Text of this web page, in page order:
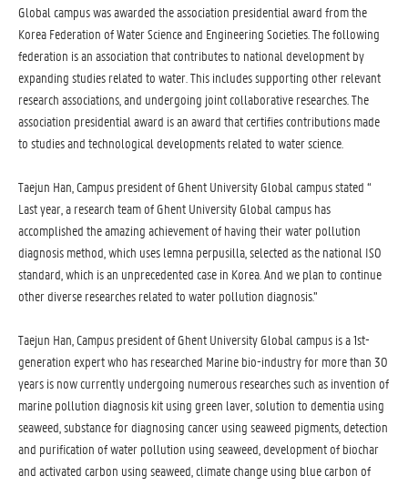
Global campus was awarded the association presidential award from the
Korea Federation of Water Science and Engineering Societies. The following
federation is an association that contributes to national development by
expanding studies related to water. This includes supporting other relevant
research associations, and undergoing joint collaborative researches. The
association presidential award is an award that certifies contributions made
to studies and technological developments related to water science.
Taejun Han, Campus president of Ghent University Global campus stated “
Last year, a research team of Ghent University Global campus has
accomplished the amazing achievement of having their water pollution
diagnosis method, which uses lemna perpusilla, selected as the national ISO
standard, which is an unprecedented case in Korea. And we plan to continue
other diverse researches related to water pollution diagnosis.”
Taejun Han, Campus president of Ghent University Global campus is a 1st-
generation expert who has researched Marine bio-industry for more than 30
years is now currently undergoing numerous researches such as invention of
marine pollution diagnosis kit using green laver, solution to dementia using
seaweed, substance for diagnosing cancer using seaweed pigments, detection
and purification of water pollution using seaweed, development of biochar
and activated carbon using seaweed, climate change using blue carbon of